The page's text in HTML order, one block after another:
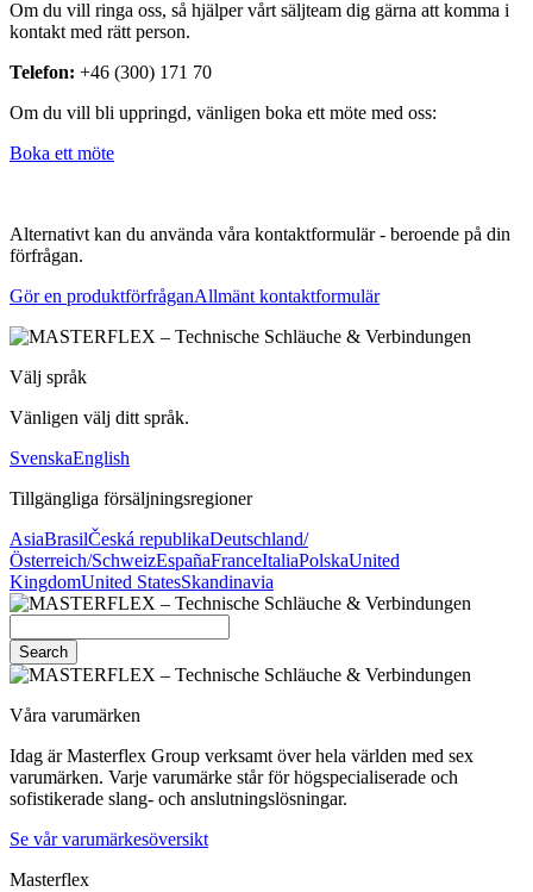
Om du vill ringa oss, så hjälper vårt säljteam dig gärna att komma i
kontakt med rätt person.
Telefon: +46 (300) 171 70
Om du vill bli uppringd, vänligen boka ett möte med oss:
Boka ett möte
Alternativt kan du använda våra kontaktformulär - beroende på din
förfrågan.
Gör en produktförfråganAllmänt kontaktformulär
Välj språk
Vänligen välj ditt språk.
SvenskaEnglish
Tillgängliga försäljningsregioner
AsiaBrasilČeská republikaDeutschland/
Österreich/SchweizEspañaFranceItaliaPolskaUnited
KingdomUnited StatesSkandinavia
Search
Våra varumärken
Idag är Masterflex Group verksamt över hela världen med sex
varumärken. Varje varumärke står för högspecialiserade och
sofistikerade slang- och anslutningslösningar.
Se vår varumärkesöversikt
Masterflex